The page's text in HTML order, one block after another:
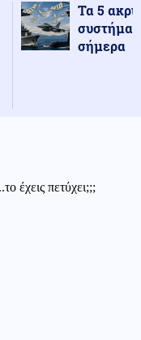
Τα 5
σήμερα